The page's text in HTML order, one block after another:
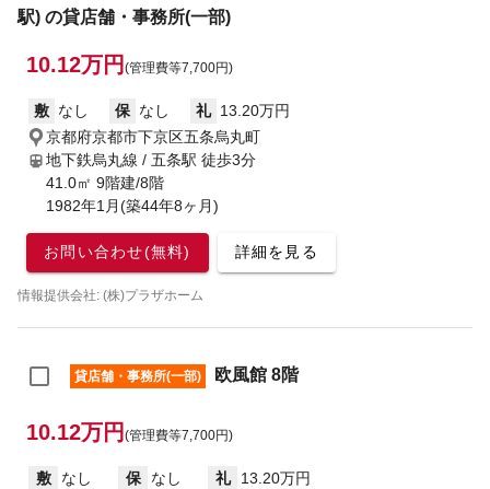
駅) の貸店舗・事務所(一部)
10.12万円 (管理費等7,700円)
敷 なし 保 なし 礼 13.20万円
京都府京都市下京区五条烏丸町
地下鉄烏丸線 / 五条駅 徒歩3分
41.0㎡ 9階建/8階
1982年1月(築44年8ヶ月)
お問い合わせ(無料) 詳細を見る
情報提供会社: (株)プラザホーム
貸店舗・事務所(一部) 欧風館 8階
10.12万円 (管理費等7,700円)
敷 なし 保 なし 礼
13.20万円